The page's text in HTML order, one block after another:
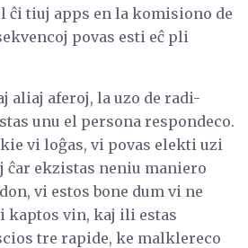
ĉi tiuj apps en la komisiono de
povas esti eĉ pli
aliaj aferoj, la uzo de radi-
unu el persona respondeco.
vi loĝas, vi povas elekti uzi
ĉar ekzistas neniu maniero
vi estos bone dum vi ne
kaptos vin, kaj ili estas
tre rapide, ke malklereco